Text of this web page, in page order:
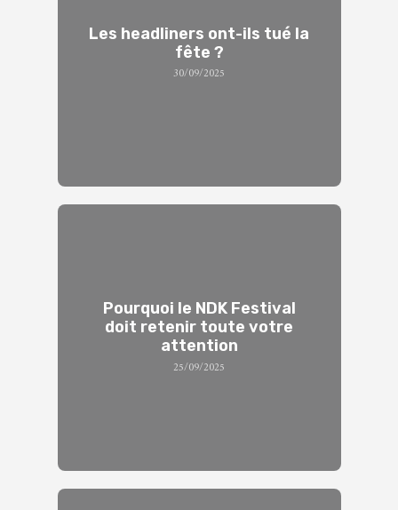
Les headliners ont-ils tué la
fête ?
30/09/2025
Pourquoi le NDK Festival
doit retenir toute votre
attention
25/09/2025